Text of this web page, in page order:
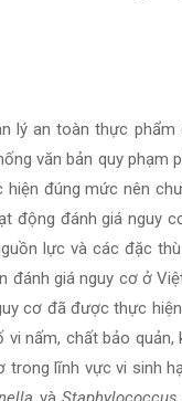
lý an toàn thực
văn bản quy phạm
đúng mức nên
động đánh giá nguy
lực và các đặc
đánh giá nguy cơ ở
cơ đã được thực
nấm, chất bảo quản,
lĩnh vực vi sinh